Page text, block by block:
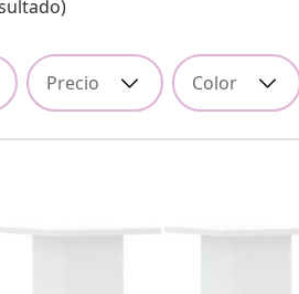
Precio Color